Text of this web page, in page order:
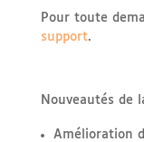
Pour toute
support.
Nouveautés de
Amélioration